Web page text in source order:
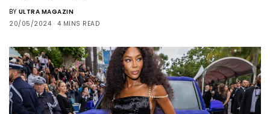
BY ULTRA MAGAZIN
20/05/2024
4 MINS READ